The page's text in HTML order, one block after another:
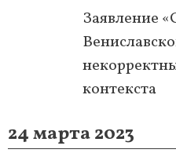
Заявление
контекста
24 марта 2023